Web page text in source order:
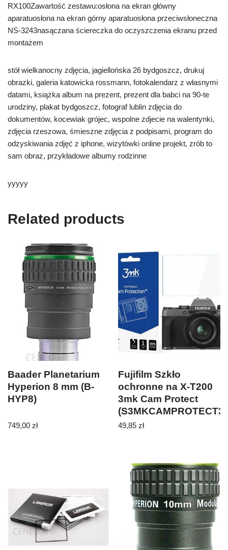
RX100Zawartość zestawu:osłona na ekran główny
aparatuosłona na ekran górny aparatuosłona przeciwsłoneczna
NS-3243nasączana ściereczka do oczyszczenia ekranu przed
montażem
stół wielkanocny zdjęcia, jagiellońska 26 bydgoszcz, drukuj
obrazki, galeria katowicka rossmann, fotokalendarz z własnymi
datami, książka album na prezent, prezent dla babci na 90-te
urodziny, plakat bydgoszcz, fotograf lublin zdjęcia do
dokumentów, kocewiak grójec, wspolne zdjecie na walentynki,
zdjęcia rzeszowa, śmieszne zdjęcia z podpisami, program do
odzyskiwania zdjęć z iphone, wizytówki online projekt, zrób to
sam obraz, przykładowe albumy rodzinne
yyyyy
Related products
Baader Planetarium
Hyperion 8 mm (B-
HYP8)
749,00 zł
Fujifilm Szkło
ochronne na X-T200
3mk Cam Protect
49,85zł